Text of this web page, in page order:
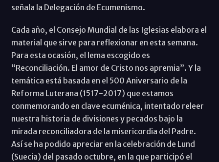
señala la Delegación de Ecumenismo.
Cada año, el Consejo Mundial de las Iglesias elabora el
material que sirve para reflexionar en esta semana.
Para esta ocasión, el lema escogido es
“Reconciliación. El amor de Cristo nos apremia”. Y la
temática está basada en el 500 Aniversario de la
Reforma Luterana (1517-2017) que estamos
conmemorando en clave ecuménica, intentado releer
nuestra historia de divisiones y pecados bajo la
mirada reconciliadora de la misericordia del Padre.
Así se ha podido apreciar en la celebración de Lund
(Suecia) del pasado octubre, en la que participó el